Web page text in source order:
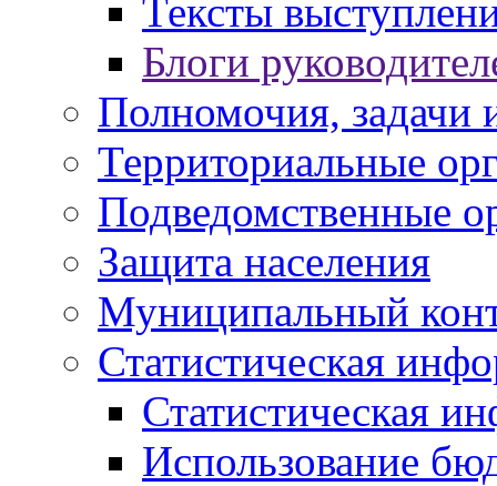
Тексты
Блоги
Полномочия, задачи
Территориальные
Подведомственные
Защита населения
Муниципальный
Статистическая
Статистическая
Использование